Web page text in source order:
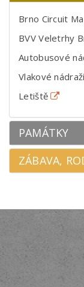
Brno Circuit
BVV Veletrhy
Autobusové
Vlakové
Letiště
PAMÁTKY
ZÁBAVA,